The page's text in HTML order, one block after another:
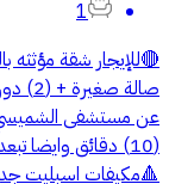
1
صالة